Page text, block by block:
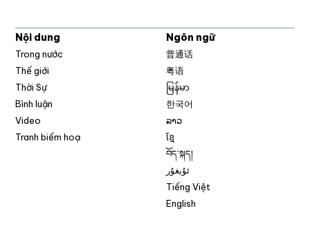
Nội dung
Trong nước
Thế giới
Thời Sự
Bình luận
Video
Tranh biếm hoạ
Ngôn ngữ
普通话
粤语
မြန်မာ
한국어
ລາວ
ខ្មែ
བོད་སྐད།
ئۇيغۇر
Tiếng Việt
English